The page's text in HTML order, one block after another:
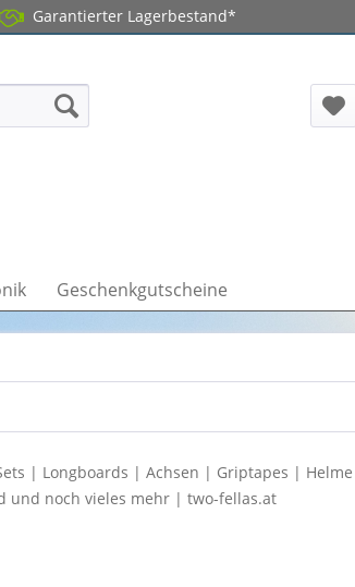
Garantierter Lagerbestand*
Geschenkgutscheine
| Longboards | Achsen | Griptapes |
und noch vieles mehr | two-fellas.at